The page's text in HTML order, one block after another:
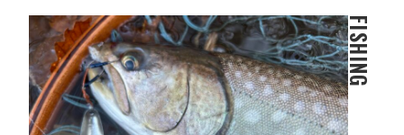
FISHING